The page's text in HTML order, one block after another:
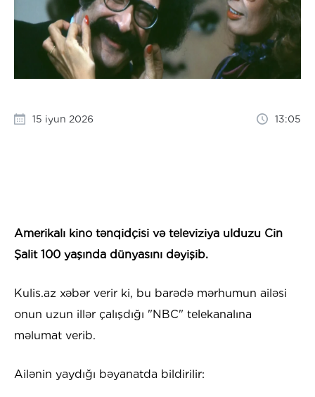
15 iyun 2026 13:05
Amerikalı kino tənqidçisi və televiziya ulduzu Cin
Şalit 100 yaşında dünyasını dəyişib.
Kulis.az xəbər verir ki, bu barədə mərhumun ailəsi
onun uzun illər çalışdığı "NBC" telekanalına
məlumat verib.
​Ailənin yaydığı bəyanatda bildirilir: